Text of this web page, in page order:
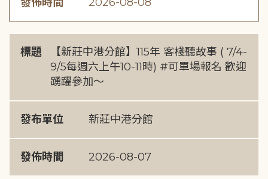
標題
【新莊中港分館】115年 客棧聽故事 ( 7/4-
9/5每週六上午10-11時) #可單場報名 歡迎
踴躍參加～
發布單位 新莊中港分館
發佈時間 2026-08-07